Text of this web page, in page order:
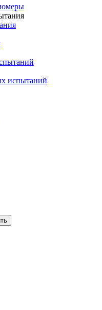
испытаний